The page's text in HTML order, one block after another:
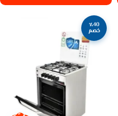
٪40
خصم